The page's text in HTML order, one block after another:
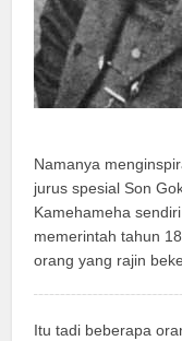
Namanya
jurus spesial Son
Kamehameha
memerintah tahun
orang yang rajin
Itu tadi beberapa